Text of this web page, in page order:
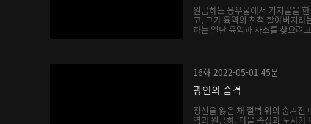
원금하는 용우물에서 거지꼴을
고, 그가 육역의 친척 할아버지라
하는 일단 육역과 사소를 찾으려
16화 2022-05-01 45분
광인의 습격
정신을 잃은 채 절벽 위의 숨겨진
역과 원금하. 마을 족장과 도사가